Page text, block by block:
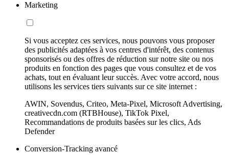
Marketing
Si vous acceptez ces services, nous pouvons vous proposer
des publicités adaptées à vos centres d'intérêt, des contenus
sponsorisés ou des offres de réduction sur notre site ou nos
produits en fonction des pages que vous consultez et de vos
achats, tout en évaluant leur succès. Avec votre accord, nous
utilisons les services tiers suivants sur ce site internet :
AWIN, Sovendus, Criteo, Meta-Pixel, Microsoft Advertising,
creativecdn.com (RTBHouse), TikTok Pixel,
Recommandations de produits basées sur les clics, Ads
Defender
Conversion-Tracking avancé